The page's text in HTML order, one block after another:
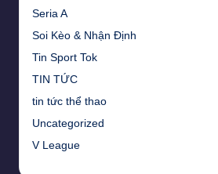
Seria A
Soi Kèo & Nhận Định
Tin Sport Tok
TIN TỨC
tin tức thể thao
Uncategorized
V League